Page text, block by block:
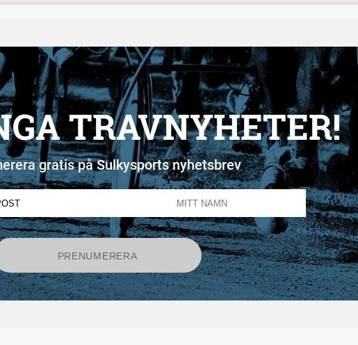
TRAVNYHETER!
gratis på Sulkysports nyhetsbrev